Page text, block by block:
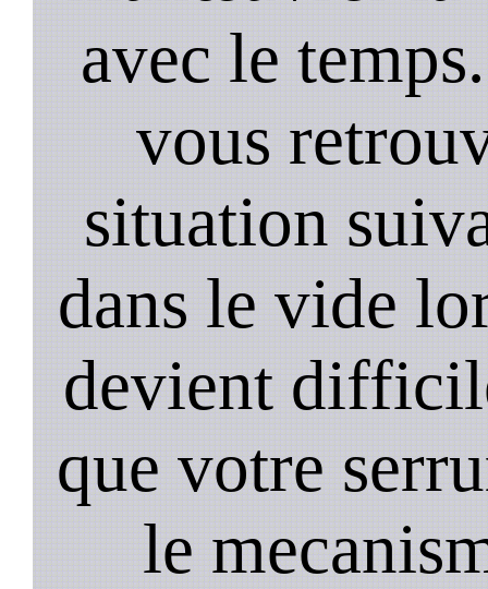
avec le
vous
situation
dans le vide
devient
que votre
le